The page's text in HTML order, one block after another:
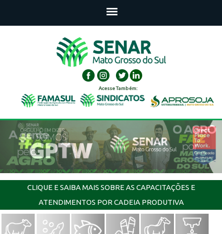
Acesse Também:
CLIQUE E SAIBA MAIS SOBRE AS CAPACITAÇÕES E
ATENDIMENTOS POR CADEIA PRODUTIVA